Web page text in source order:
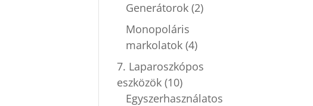
Generátorok (2)
Monopoláris
markolatok (4)
7. Laparoszkópos
eszközök (10)
Egyszerhasználatos